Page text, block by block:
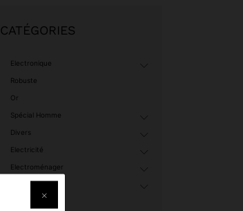
CATÉGORIES
Electronique
Robuste
Or
Spécial Homme
Divers
Electricité
Electroménager
Transport